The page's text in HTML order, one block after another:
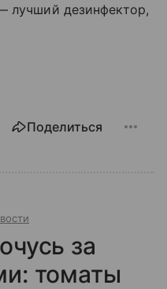
лучший дезинфектор,
Поделиться
за
томаты